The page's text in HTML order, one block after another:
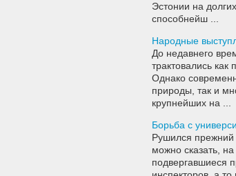
Эстонии на
способнейш ...
Народные
До недавнего
трактовались
Однако
природы, так и
крупнейших на ...
Борьба с
Рушился прежний
можно сказать,
подвергавшиеся